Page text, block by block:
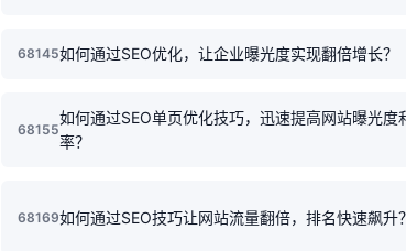
68145如何通过SEO优化，让企业曝光度实现翻倍增长？
68155
如何通过SEO单页优化技巧，迅速提高网站曝光度
率？
68169如何通过SEO技巧让网站流量翻倍，排名快速飙升